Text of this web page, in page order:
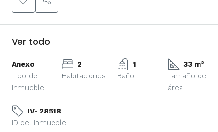
Ver todo
Anexo
Tipo de
Inmueble
2
Habitaciones
1
Baño
33 m²
Tamaño de
área
IV- 28518
ID del Inmueble